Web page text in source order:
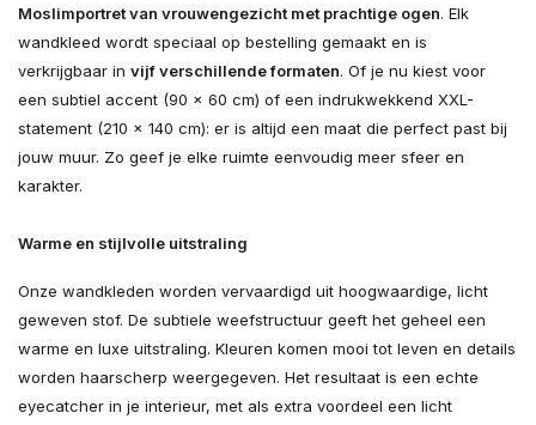
Moslimportret van vrouwengezicht met prachtige ogen. Elk
wandkleed wordt speciaal op bestelling gemaakt en is
verkrijgbaar in vijf verschillende formaten. Of je nu kiest voor
een subtiel accent (90 × 60 cm) of een indrukwekkend XXL-
statement (210 × 140 cm): er is altijd een maat die perfect past bij
jouw muur. Zo geef je elke ruimte eenvoudig meer sfeer en
karakter.
Warme en stijlvolle uitstraling
Onze wandkleden worden vervaardigd uit hoogwaardige, licht
geweven stof. De subtiele weefstructuur geeft het geheel een
warme en luxe uitstraling. Kleuren komen mooi tot leven en details
worden haarscherp weergegeven. Het resultaat is een echte
eyecatcher in je interieur, met als extra voordeel een licht